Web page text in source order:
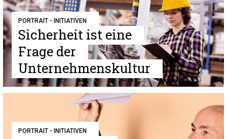
PORTRAIT - INITIATIVEN
Sicherheit ist eine
Frage der
Unternehmenskultur
PORTRAIT - INITIATIVEN